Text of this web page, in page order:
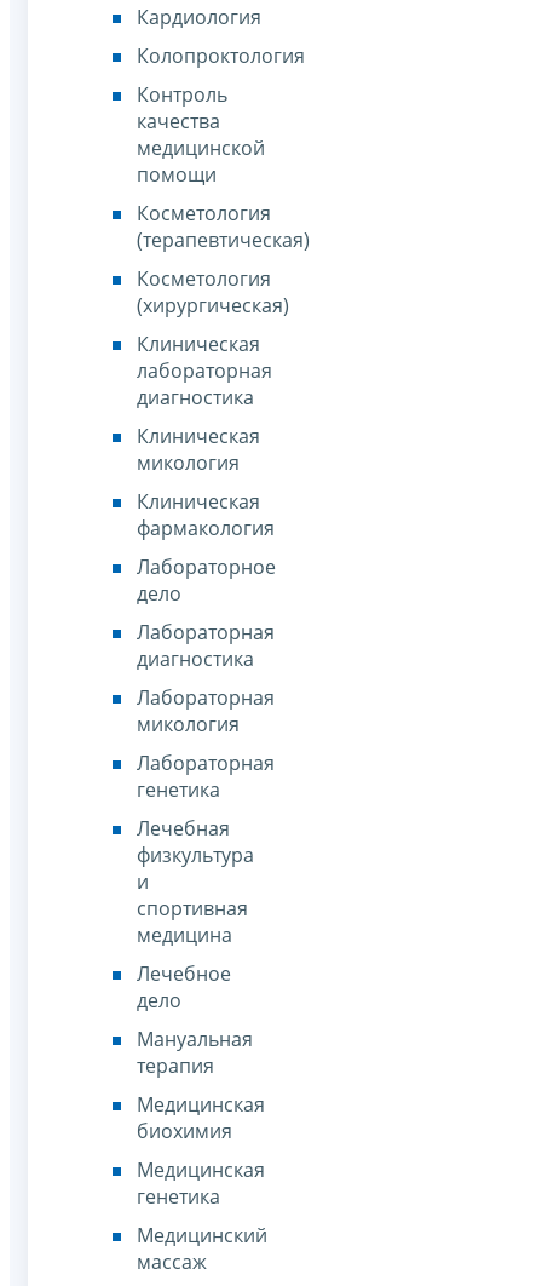
Кардиология
Колопроктология
Контроль
качества
медицинской
помощи
Косметология
(терапевтическая)
Косметология
(хирургическая)
Клиническая
лабораторная
диагностика
Клиническая
микология
Клиническая
фармакология
Лабораторное
дело
Лабораторная
диагностика
Лабораторная
микология
Лабораторная
генетика
Лечебная
физкультура
и
спортивная
медицина
Лечебное
дело
Мануальная
терапия
Медицинская
биохимия
Медицинская
генетика
Медицинский
массаж